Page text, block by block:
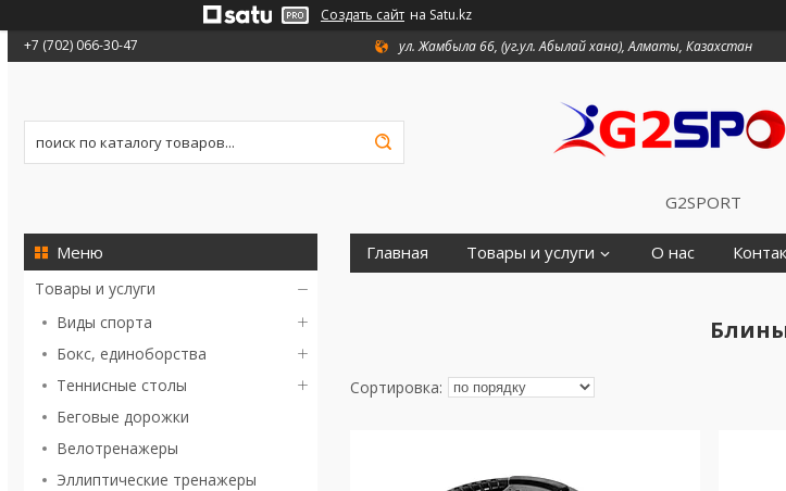
Создать сайт на Satu.kz
+7 (702) 066-30-47
ул. Жамбыла 66, (уг.ул. Абылай хана), Алматы, Казахстан
G2SPORT
Товары и услуги
Виды спорта
Бокс, единоборства
Теннисные столы
Беговые дорожки
Велотренажеры
Эллиптические тренажеры
Главная Товары и услуги О нас